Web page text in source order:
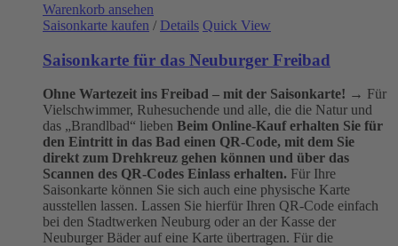
Warenkorb ansehen
Saisonkarte kaufen / Details Quick View
Saisonkarte für das Neuburger Freibad
Ohne Wartezeit ins Freibad – mit der Saisonkarte! → Für
Vielschwimmer, Ruhesuchende und alle, die die Natur und
das „Brandlbad“ lieben Beim Online-Kauf erhalten Sie für
den Eintritt in das Bad einen QR-Code, mit dem Sie
direkt zum Drehkreuz gehen können und über das
Scannen des QR-Codes Einlass erhalten. Für Ihre
Saisonkarte können Sie sich auch eine physische Karte
ausstellen lassen. Lassen Sie hierfür Ihren QR-Code einfach
bei den Stadtwerken Neuburg oder an der Kasse der
Neuburger Bäder auf eine Karte übertragen. Für die